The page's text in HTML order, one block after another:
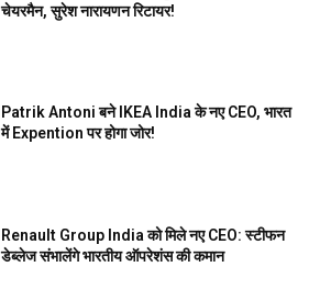
चेयरमैन, सुरेश नारायणन रिटायर!
Patrik Antoni बने IKEA India के नए CEO, भारत
में Expention पर होगा जोर!
Renault Group India को मिले नए CEO: स्टीफन
डेब्लेज संभालेंगे भारतीय ऑपरेशंस की कमान